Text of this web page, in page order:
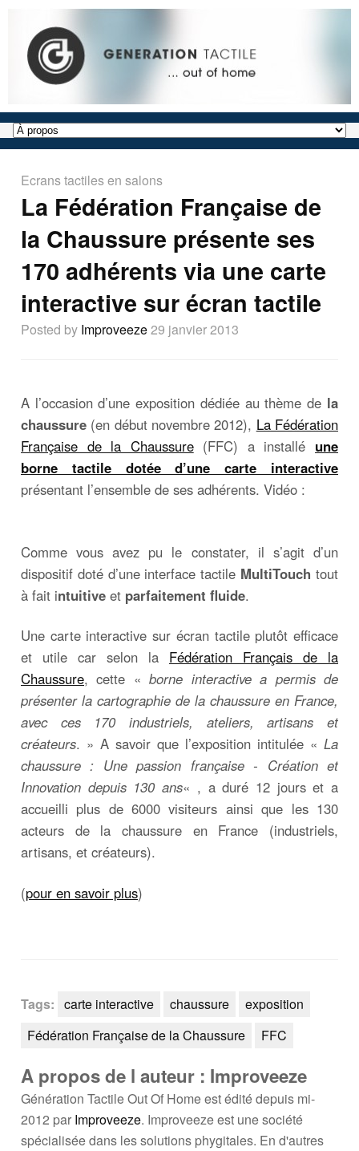
Ecrans tactiles en salons
La Fédération Française de
la Chaussure présente ses
170 adhérents via une carte
interactive sur écran tactile
Posted by Improveeze29 janvier 2013
A l’occasion d’une exposition dédiée au thème de la
chaussure (en début novembre 2012), La Fédération
Française de la Chaussure(FFC) a installé une
borne tactile dotée d’une carte interactive
présentant l’ensemble de ses adhérents. Vidéo :
Comme vous avez pu le constater, il s’agit d’un
dispositif doté d’une interface tactile MultiTouch tout
à fait intuitive et parfaitement fluide.
Une carte interactive sur écran tactile plutôt efficace
et utile car selon la Fédération Français de la
Chaussure, cette «borne interactive a permis de
présenter la cartographie de la chaussure en France,
avec ces 170 industriels, ateliers, artisans et
créateurs. » A savoir que l’exposition intitulée « La
chaussure : Une passion française - Création et
Innovation depuis 130 ans« , a duré 12 jours et a
accueilli plus de 6000 visiteurs ainsi que les 130
acteurs de la chaussure en France (industriels,
artisans, et créateurs).
(pour en savoir plus)
Tags: carte interactive chaussure
exposition
Fédération Française de la Chaussure
FFC
A propos de l auteur : Improveeze
Génération Tactile Out Of Home est édité depuis mi-
2012 par Improveeze. Improveeze est une société
spécialisée dans les solutions phygitales. En d'autres